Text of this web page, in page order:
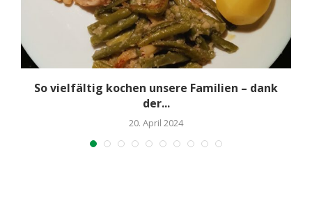
So vielfältig kochen unsere Familien – dank
der...
20. April 2024